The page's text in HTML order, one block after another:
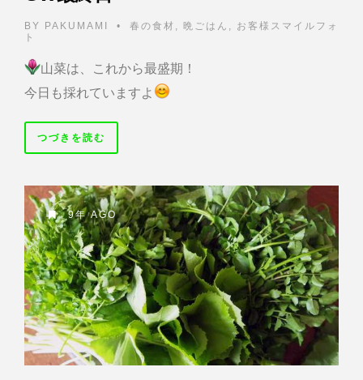
BY PAKUMAMI • 春の食材 晩ごはん
お客様スマイルフォ
ト
山菜は、これから最盛期！
今日も採れていますよ
つづきを読む
9年 AGO